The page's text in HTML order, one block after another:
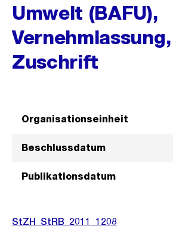
Umwelt (BAFU),
Vernehmlassung,
Zuschrift
Organisationseinheit
Beschlussdatum
Publikationsdatum
StZH_StRB_2011_1208